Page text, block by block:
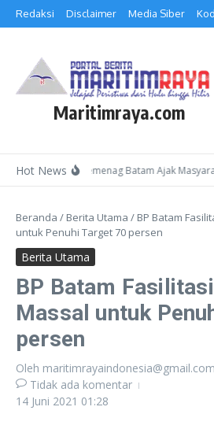
Lewati ke konten
Redaksi Disclaimer Media Siber
Maritimraya.com
Hot NewsKepala Kemenag Batam Ajak
Beranda / Berita Utama / BP Batam
untuk Penuhi Target 70 persen
Berita Utama
BP Batam
Massal untuk
persen
Oleh maritimrayaindonesia@gmail.com
Tidak ada komentar
14 Juni 2021 01:28